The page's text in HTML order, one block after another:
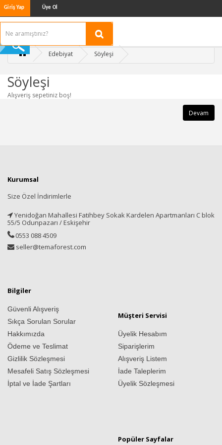
Giriş Yap Üye Ol
Edebiyat Söyleşi
Söyleşi
Alışveriş sepetiniz boş!
Devam
Kurumsal
Size Özel İndirimlerle
Yenidoğan Mahallesi Fatihbey Sokak Kardelen Apartmanları C blok
55/5 Odunpazarı / Eskişehir
0553 088 4509
seller@temaforest.com
Bilgiler
Güvenli Alışveriş
Sıkça Sorulan Sorular
Hakkımızda
Ödeme ve Teslimat
Gizlilik Sözleşmesi
Mesafeli Satış Sözleşmesi
İptal ve İade Şartları
Müşteri Servisi
Üyelik Hesabım
Siparişlerim
Alışveriş Listem
İade Taleplerim
Üyelik Sözleşmesi
Popüler Sayfalar